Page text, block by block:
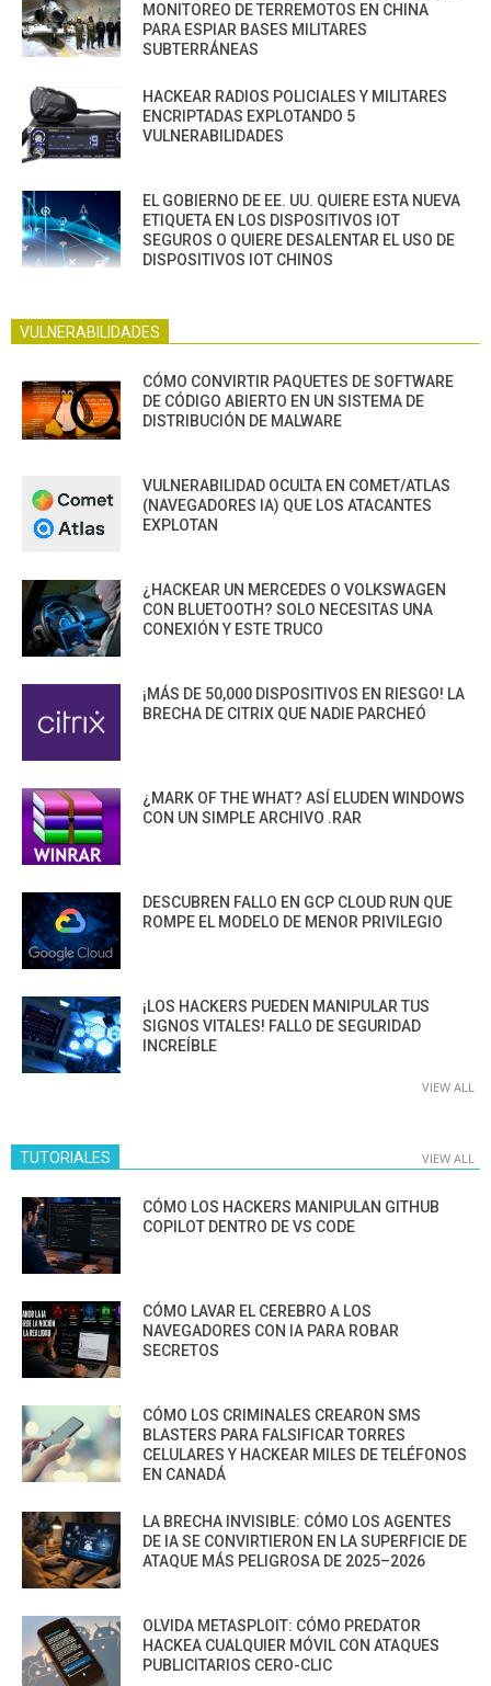
MONITOREO DE TERREMOTOS EN CHINA
PARA ESPIAR BASES MILITARES
SUBTERRÁNEAS
HACKEAR RADIOS POLICIALES Y MILITARES
ENCRIPTADAS EXPLOTANDO 5
VULNERABILIDADES
EL GOBIERNO DE EE. UU. QUIERE ESTA NUEVA
ETIQUETA EN LOS DISPOSITIVOS IOT
SEGUROS O QUIERE DESALENTAR EL USO DE
DISPOSITIVOS IOT CHINOS
VULNERABILIDADES
CÓMO CONVIRTIR PAQUETES DE SOFTWARE
DE CÓDIGO ABIERTO EN UN SISTEMA DE
DISTRIBUCIÓN DE MALWARE
VULNERABILIDAD OCULTA EN COMET/ATLAS
(NAVEGADORES IA) QUE LOS ATACANTES
EXPLOTAN
¿HACKEAR UN MERCEDES O VOLKSWAGEN
CON BLUETOOTH? SOLO NECESITAS UNA
CONEXIÓN Y ESTE TRUCO
¡MÁS DE 50,000 DISPOSITIVOS EN RIESGO! LA
BRECHA DE CITRIX QUE NADIE PARCHEÓ
¿MARK OF THE WHAT? ASÍ ELUDEN WINDOWS
CON UN SIMPLE ARCHIVO .RAR
DESCUBREN FALLO EN GCP CLOUD RUN QUE
ROMPE EL MODELO DE MENOR PRIVILEGIO
¡LOS HACKERS PUEDEN MANIPULAR TUS
SIGNOS VITALES! FALLO DE SEGURIDAD
INCREÍBLE
VIEW ALL
TUTORIALES VIEW ALL
CÓMO LOS HACKERS MANIPULAN GITHUB
COPILOT DENTRO DE VS CODE
CÓMO LAVAR EL CEREBRO A LOS
NAVEGADORES CON IA PARA ROBAR
SECRETOS
CÓMO LOS CRIMINALES CREARON SMS
BLASTERS PARA FALSIFICAR TORRES
CELULARES Y HACKEAR MILES DE TELÉFONOS
EN CANADÁ
LA BRECHA INVISIBLE: CÓMO LOS AGENTES
DE IA SE CONVIRTIERON EN LA SUPERFICIE DE
ATAQUE MÁS PELIGROSA DE 2025–2026
OLVIDA METASPLOIT: CÓMO PREDATOR
HACKEA CUALQUIER MÓVIL CON ATAQUES
PUBLICITARIOS CERO-CLIC